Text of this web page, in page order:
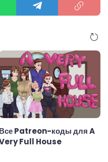
Все Patreon-коды для A
Full House